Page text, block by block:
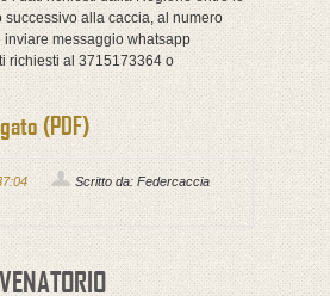
successivo alla caccia, al numero
messaggio whatsapp
richiesti al 3715173364 o
(PDF)
Scritto da: Federcaccia